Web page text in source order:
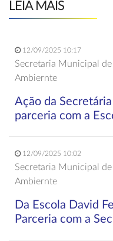
LEIA MAIS
12/09/2025 10:17
Secretaria Municipal
Ambiernte
Ação da
parceria com a
12/09/2025 10:02
Secretaria Municipal
Ambiernte
Da Escola David
Parceria com a